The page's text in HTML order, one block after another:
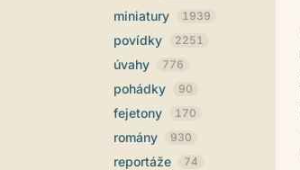
miniatury 1939
povídky 2251
úvahy 776
pohádky 90
fejetony 170
romány 930
reportáže 74